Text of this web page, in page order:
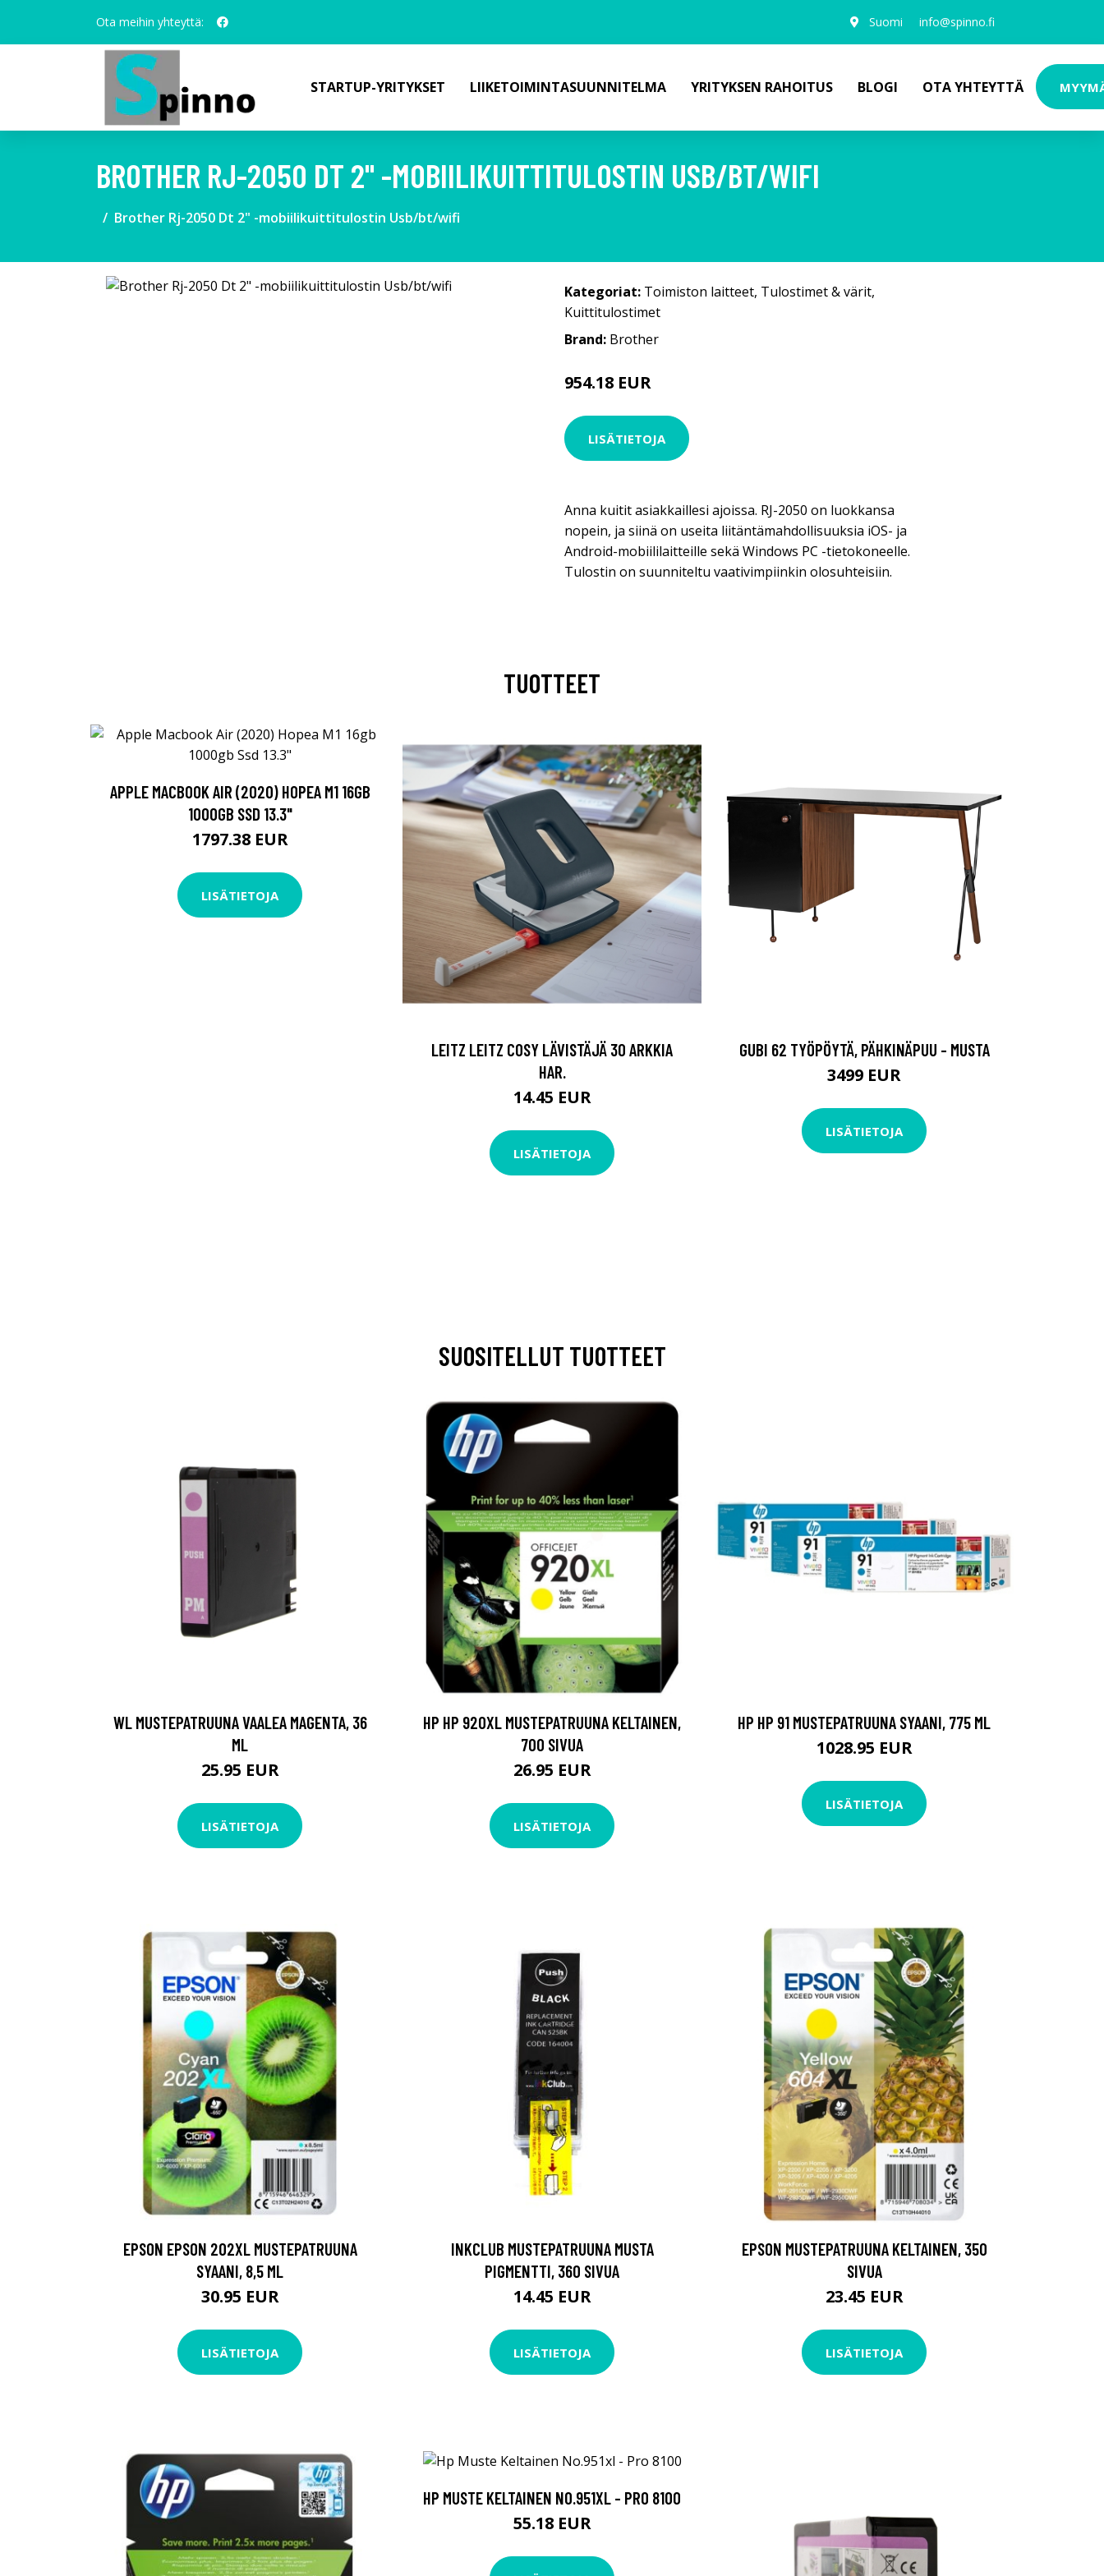
Ota meihin yhteyttä: Suomi info@spinno.fi
STARTUP-YRITYKSET LIIKETOIMINTASUUNNITELMA YRITYKSEN RAHOITUS BLOGI OTA YHTEYTTÄ
BROTHER RJ-2050 DT 2" -MOBIILIKUITTITULOSTIN USB/BT/WIFI
Brother Rj-2050 Dt 2" -mobiilikuittitulostin Usb/bt/wifi
Kategoriat: Toimiston laitteet, Tulostimet & värit,
Kuittitulostimet
Brand: Brother
954.18 EUR
LISÄTIETOJA
Anna kuitit asiakkaillesi ajoissa. RJ-2050 on luokkansa
nopein, ja siinä on useita liitäntämahdollisuuksia iOS- ja
Android-mobiililaitteille sekä Windows PC -tietokoneelle.
Tulostin on suunniteltu vaativimpiinkin olosuhteisiin.
TUOTTEET
APPLE MACBOOK AIR (2020) HOPEA M1 16GB
1000GB SSD 13.3"
1797.38 EUR
LISÄTIETOJA
LEITZ LEITZ COSY LÄVISTÄJÄ 30 ARKKIA
HAR.
14.45 EUR
LISÄTIETOJA
GUBI 62 TYÖPÖYTÄ, PÄHKINÄPUU - MUSTA
3499 EUR
LISÄTIETOJA
SUOSITELLUT TUOTTEET
WL MUSTEPATRUUNA VAALEA MAGENTA, 36
ML
25.95 EUR
LISÄTIETOJA
HP HP 920XL MUSTEPATRUUNA KELTAINEN,
700 SIVUA
26.95 EUR
LISÄTIETOJA
HP HP 91 MUSTEPATRUUNA SYAANI, 775 ML
1028.95 EUR
LISÄTIETOJA
EPSON EPSON 202XL MUSTEPATRUUNA
SYAANI, 8,5 ML
30.95 EUR
LISÄTIETOJA
INKCLUB MUSTEPATRUUNA MUSTA
PIGMENTTI, 360 SIVUA
14.45 EUR
LISÄTIETOJA
EPSON MUSTEPATRUUNA KELTAINEN, 350
SIVUA
23.45 EUR
LISÄTIETOJA
HP MUSTE KELTAINEN NO.951XL - PRO 8100
55.18 EUR